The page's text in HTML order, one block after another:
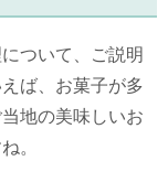
ついて、ご説明
ば、お菓子が多
地の美味しいお
。